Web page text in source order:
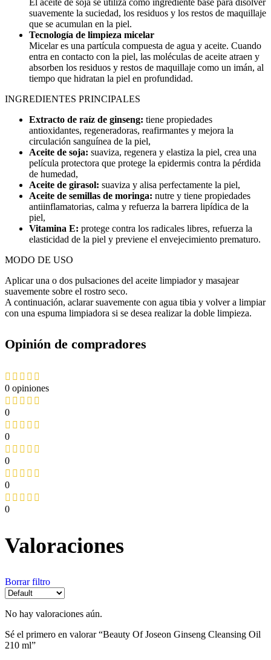
El aceite de soja se utiliza como ingrediente base para disolver
suavemente la suciedad, los residuos y los restos de maquillaje
que se acumulan en la piel.
Tecnología de limpieza micelar
Micelar es una partícula compuesta de agua y aceite. Cuando
entra en contacto con la piel, las moléculas de aceite atraen y
absorben los residuos y restos de maquillaje como un imán, al
tiempo que hidratan la piel en profundidad.
INGREDIENTES PRINCIPALES
Extracto de raíz de ginseng: tiene propiedades
antioxidantes, regeneradoras, reafirmantes y mejora la
circulación sanguínea de la piel,
Aceite de soja: suaviza, regenera y elastiza la piel, crea una
película protectora que protege la epidermis contra la pérdida
de humedad,
Aceite de girasol: suaviza y alisa perfectamente la piel,
Aceite de semillas de moringa: nutre y tiene propiedades
antiinflamatorias, calma y refuerza la barrera lipídica de la
piel,
Vitamina E: protege contra los radicales libres, refuerza la
elasticidad de la piel y previene el envejecimiento prematuro.
MODO DE USO
Aplicar una o dos pulsaciones del aceite limpiador y masajear
suavemente sobre el rostro seco.
A continuación, aclarar suavemente con agua tibia y volver a limpiar
con una espuma limpiadora si se desea realizar la doble limpieza.
Opinión de compradores
0 opiniones
0
0
0
0
0
Valoraciones
Borrar filtro
No hay valoraciones aún.
Sé el primero en valorar “Beauty Of Joseon Ginseng Cleansing Oil
210 ml”